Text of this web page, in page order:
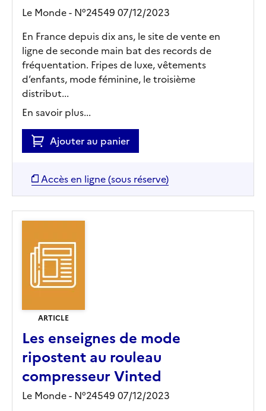
Le Monde - N°24549 07/12/2023
En France depuis dix ans, le site de vente en
ligne de seconde main bat des records de
fréquentation. Fripes de luxe, vêtements
d’enfants, mode féminine, le troisième
distribut...
En savoir plus...
Ajouter au panier
Accès en ligne (sous réserve)
ARTICLE
Les enseignes de mode
ripostent au rouleau
compresseur Vinted
Le Monde - N°24549 07/12/2023